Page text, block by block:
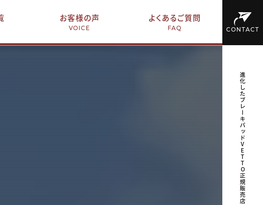
お客様の声
VOICE
よくあるご質問
FAQ CONTACT
進化したブレーキパッドVETTO正規販売店